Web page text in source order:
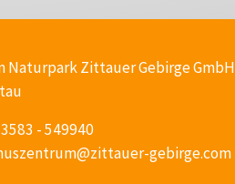
Naturpark Zittauer Gebirge GmbH
- 549940
gebirge.com